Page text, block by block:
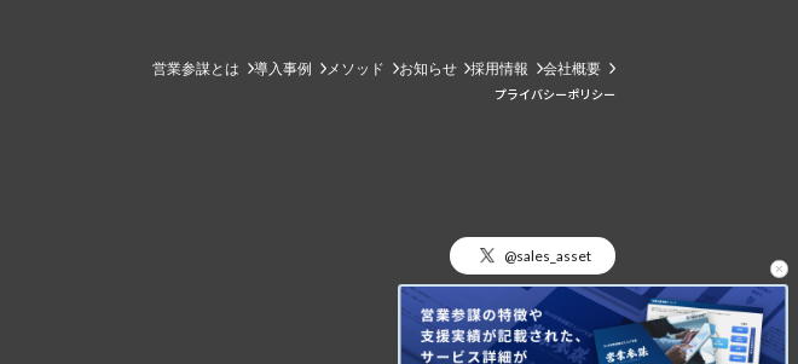
@sales_asset
営業参謀とは 導入事例 メソッド お知らせ 採用情報 会社概要
プライバシーポリシー